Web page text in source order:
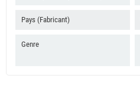
Pays (Fabricant)
Genre